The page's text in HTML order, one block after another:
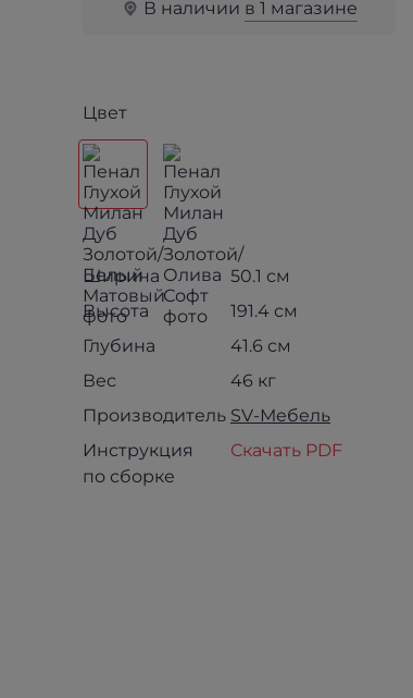
В наличии в 1 магазине
Цвет
Ширина
50.1 см
Высота
191.4 см
Глубина
41.6 см
Вес
46 кг
Производитель SV-Мебель
Инструкция
по сборке
Скачать PDF